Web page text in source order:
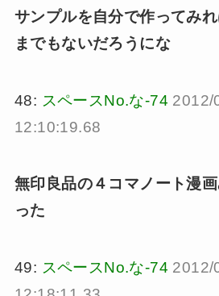
サンプルを自分で作ってみ
までもないだろうにな
48: スペースNo.な-74 2012/
12:10:19.68
無印良品の４コマノート漫
った
49: スペースNo.な-74 2012/